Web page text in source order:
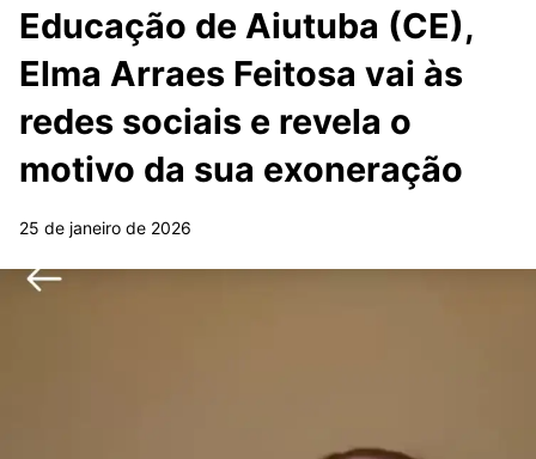
Educação de Aiutuba (CE),
Elma Arraes Feitosa vai às
redes sociais e revela o
motivo da sua exoneração
25 de janeiro de 2026